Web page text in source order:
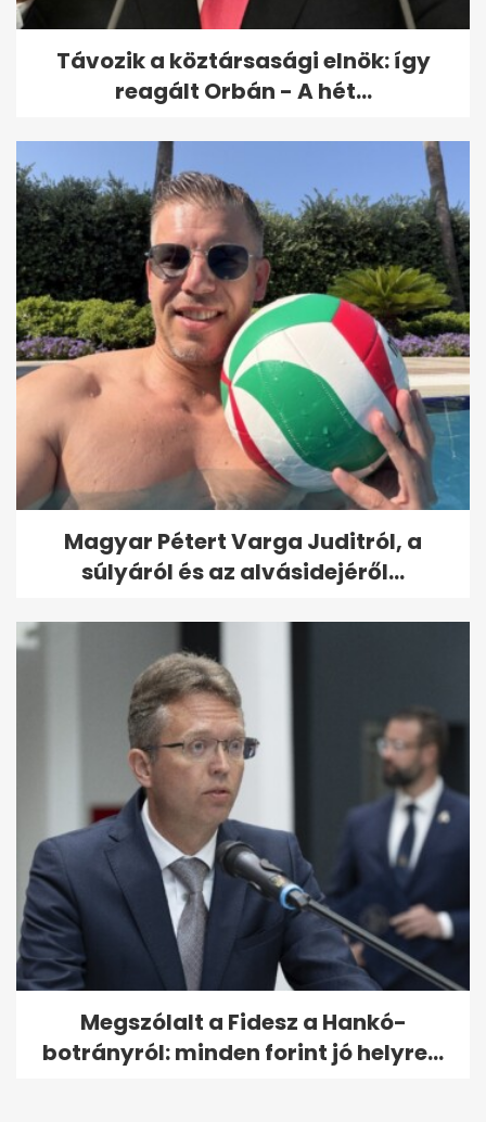
Távozik a köztársasági elnök: így
reagált Orbán - A hét...
Magyar Pétert Varga Juditról, a
súlyáról és az alvásidejéről...
Megszólalt a Fidesz a Hankó-
botrányról: minden forint jó helyre...